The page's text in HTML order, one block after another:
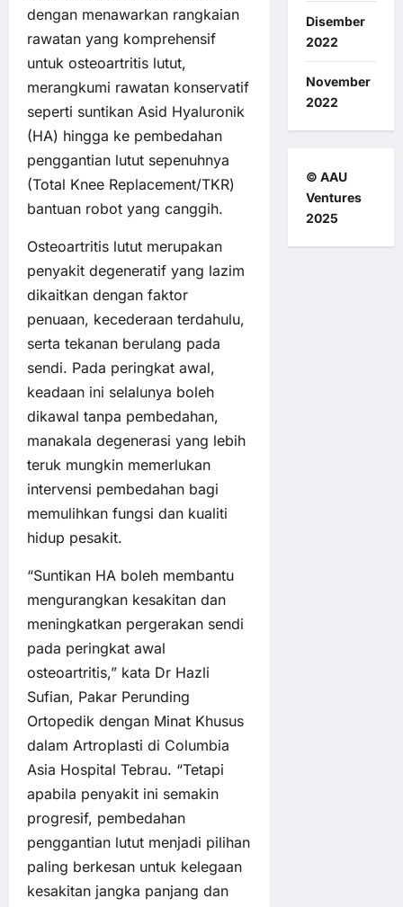
dengan menawarkan rangkaian
rawatan yang komprehensif
untuk osteoartritis lutut,
merangkumi rawatan konservatif
seperti suntikan Asid Hyaluronik
(HA) hingga ke pembedahan
penggantian lutut sepenuhnya
(Total Knee Replacement/TKR)
bantuan robot yang canggih.
Osteoartritis lutut merupakan
penyakit degeneratif yang lazim
dikaitkan dengan faktor
penuaan, kecederaan terdahulu,
serta tekanan berulang pada
sendi. Pada peringkat awal,
keadaan ini selalunya boleh
dikawal tanpa pembedahan,
manakala degenerasi yang lebih
teruk mungkin memerlukan
intervensi pembedahan bagi
memulihkan fungsi dan kualiti
hidup pesakit.
“Suntikan HA boleh membantu
mengurangkan kesakitan dan
meningkatkan pergerakan sendi
pada peringkat awal
osteoartritis,” kata Dr Hazli
Sufian, Pakar Perunding
Ortopedik dengan Minat Khusus
dalam Artroplasti di Columbia
Asia Hospital Tebrau. “Tetapi
apabila penyakit ini semakin
progresif, pembedahan
penggantian lutut menjadi pilihan
paling berkesan untuk kelegaan
kesakitan jangka panjang dan
Disember
2022
November
2022
© AAU
Ventures
2025